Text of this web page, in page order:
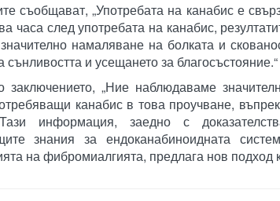
съобщават, „Употребата на канабис е
часа след употребата на канабис,
значително намаляване на болката и
и усещането за благосъстояние.“
заключението, „Ние наблюдаваме
канабис в това проучване,
Тази информация, заедно с
знания за ендоканабиноидната
на фибромиалгията, предлага нов подход